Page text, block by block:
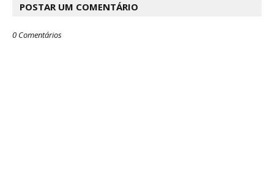
POSTAR UM COMENTÁRIO
0 Comentários